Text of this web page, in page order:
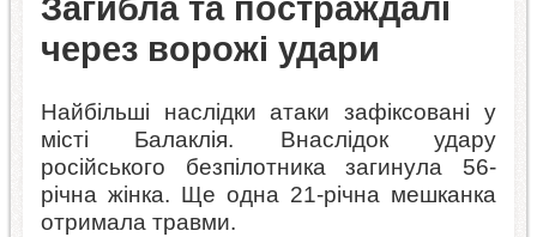
Загибла та постраждалі
через ворожі удари
Найбільші наслідки атаки зафіксовані у
місті Балаклія. Внаслідок удару
російського безпілотника загинула 56-
річна жінка. Ще одна 21-річна мешканка
отримала травми.